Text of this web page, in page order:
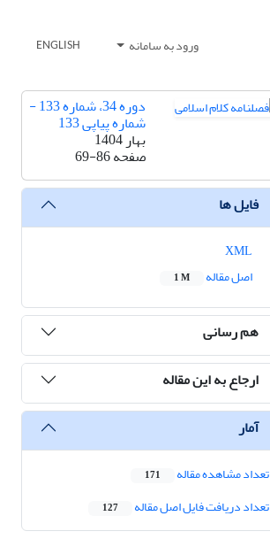
ورود به سامانه ENGLISH
دوره 34، شماره 133 -
شماره پیاپی 133
بهار 1404
صفحه69-86
فایل ها
اصل مقاله
1 M
هم رسانی
ارجاع به این مقاله
آمار
تعداد مشاهده مقاله 171
تعداد دریافت فایل اصل مقاله 127